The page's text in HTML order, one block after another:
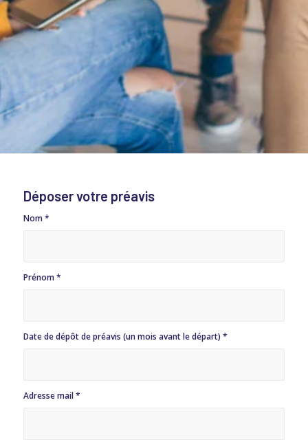
Déposer votre préavis
Nom*
Prénom*
Date de dépôt de préavis (un mois avant le départ) *
Adresse mail*